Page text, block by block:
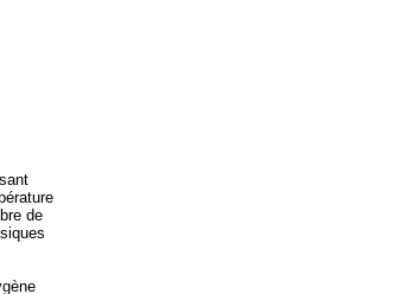
de